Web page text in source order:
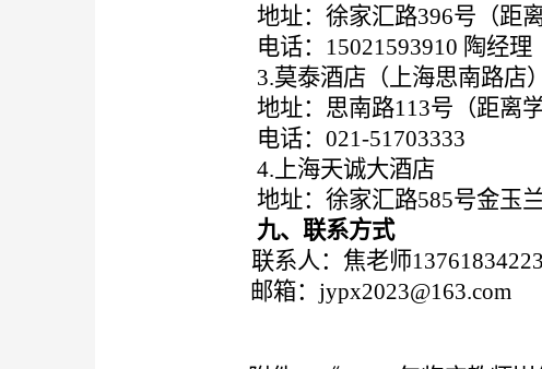
地址：徐家汇路396号（距
电话： 15021593910 陶经理
3.莫泰酒店（上海思南路店）
地址：思南路113号（距离
电话： 021-51703333
4. 上海天诚大酒店
地址：徐家汇路585号金玉
九、联系方式
联系人： 焦老师
邮箱：jypx2023@163.com